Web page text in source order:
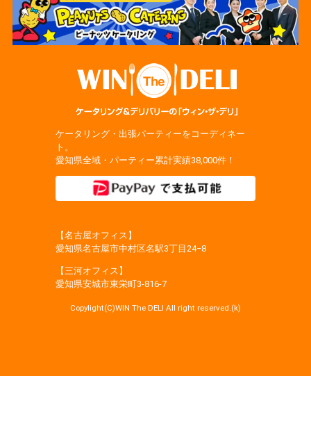
ケータリング・出張パーティーをコーディネー
ト。
愛知県全域・パーティー累計実績38,000件！
【名古屋オフィス】
愛知県名古屋市中村区名駅3丁目24−8
【三河オフィス】
愛知県安城市東栄町3‐816‐7
Copylight(C)WIN The DELI All right reserved.(k)